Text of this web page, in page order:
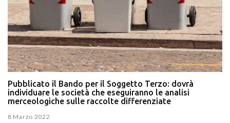
Pubblicato il Bando per il Soggetto Terzo: dovrà
individuare le società che eseguiranno le analisi
merceologiche sulle raccolte differenziate
8 Marzo 2022